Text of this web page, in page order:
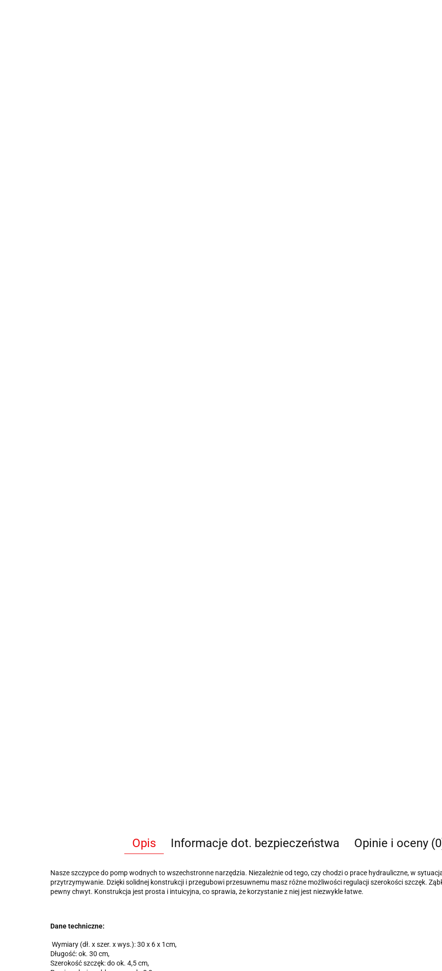
Opis Informacje dot. bezpieczeństwa Opinie i oceny
Nasze szczypce do pomp wodnych to wszechstronne narzędzia. Niezależnie od tego, czy chodzi o prace hydrauliczne, w
przytrzymywanie. Dzięki solidnej konstrukcji i przegubowi przesuwnemu masz różne możliwości regulacji szerokości szczęk.
pewny chwyt. Konstrukcja jest prosta i intuicyjna, co sprawia, że ​​korzystanie z niej jest niezwykle łatwe.
Dane techniczne:
Wymiary (dł. x szer. x wys.):30 x 6 x 1cm,
Długość: ok. 30 cm,
Szerokość szczęk: do ok. 4,5 cm,